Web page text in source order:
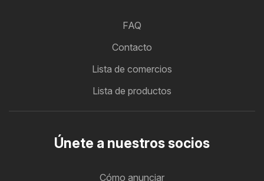
FAQ
Contacto
Lista de comercios
Lista de productos
Únete a nuestros socios
Cómo anunciar